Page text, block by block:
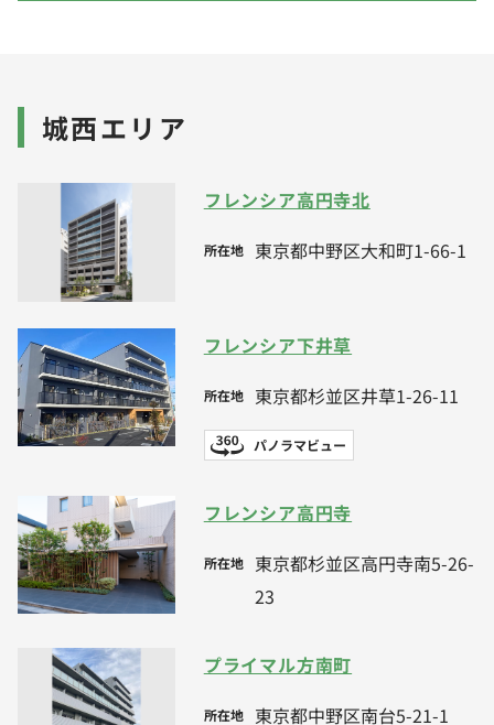
城⻄エリア
フレンシア高円寺北
所在地 東京都中野区大和町1-66-1
フレンシア下井草
所在地 東京都杉並区井草1-26-11
パノラマビュー
フレンシア高円寺
所在地
東京都杉並区高円寺南5-26-
23
プライマル方南町
所在地 東京都中野区南台5-21-1